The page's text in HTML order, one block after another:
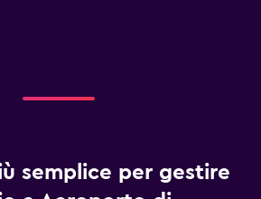
semplice per gestire